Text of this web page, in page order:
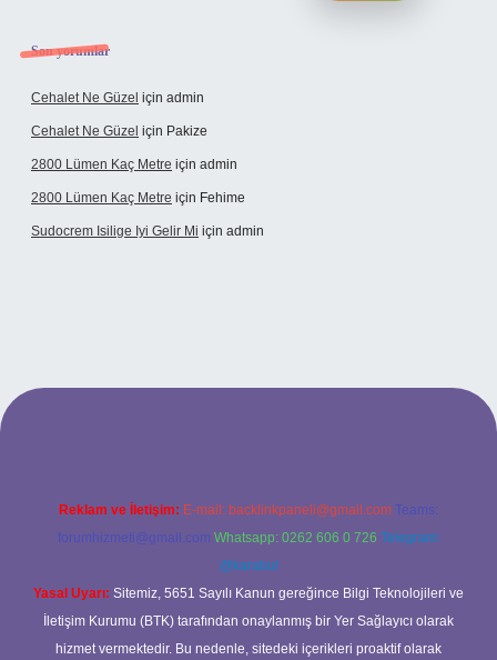
Son yorumlar
Cehalet Ne Güzel için admin
Cehalet Ne Güzel için Pakize
2800 Lümen Kaç Metre için admin
2800 Lümen Kaç Metre için Fehime
Sudocrem Isilige Iyi Gelir Mi için admin
Reklam ve İletişim: E-mail: backlinkpaneli@gmail.com Teams:
forumhizmeti@gmail.com Whatsapp: 0262 606 0 726 Telegram:
@karabul
Yasal Uyarı: Sitemiz, 5651 Sayılı Kanun gereğince Bilgi Teknolojileri ve
İletişim Kurumu (BTK) tarafından onaylanmış bir Yer Sağlayıcı olarak
hizmet vermektedir. Bu nedenle, sitedeki içerikleri proaktif olarak